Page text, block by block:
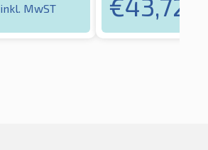
inkl. MwST